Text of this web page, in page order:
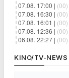
07.08. 17:00 | (00)
07.08. 16:30 | (00)
07.08. 16:01 | (00)
07.08. 12:36 | (00)
06.08. 22:27 | (00)
KINO/TV-NEWS